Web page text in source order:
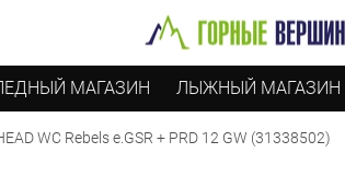
МАГАЗИН ЛЫЖНЫЙ МАГАЗИН
WC Rebels e.GSR + PRD 12 GW (31338502)